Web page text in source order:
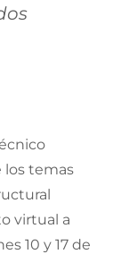
los temas
virtual a
10 y 17 de